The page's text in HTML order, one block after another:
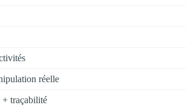
réelle
traçabilité